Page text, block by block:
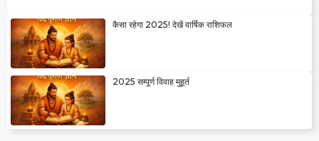
कैसा रहेगा 2025! देखें वार्षिक राशिफल
2025 सम्पूर्ण विवाह मुहूर्त